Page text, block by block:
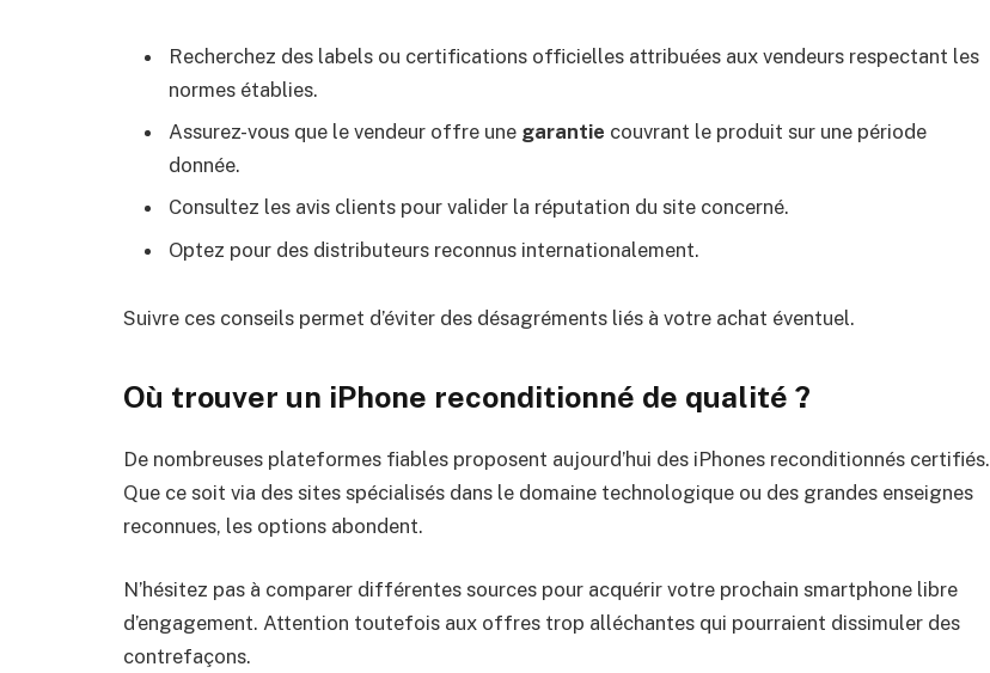
Recherchez des labels ou certifications officielles attribuées aux vendeurs respectant les
normes établies.
Assurez-vous que le vendeur offre une garantie couvrant le produit sur une période
donnée.
Consultez les avis clients pour valider la réputation du site concerné.
Optez pour des distributeurs reconnus internationalement.
Suivre ces conseils permet d’éviter des désagréments liés à votre achat éventuel.
Où trouver un iPhone reconditionné de qualité ?
De nombreuses plateformes fiables proposent aujourd’hui des iPhones reconditionnés certifiés.
Que ce soit via des sites spécialisés dans le domaine technologique ou des grandes enseignes
reconnues, les options abondent.
N’hésitez pas à comparer différentes sources pour acquérir votre prochain smartphone libre
d’engagement. Attention toutefois aux offres trop alléchantes qui pourraient dissimuler des
contrefaçons.